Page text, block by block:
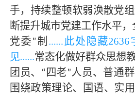
手，持续整顿软弱涣散党
断提升城市党建工作水平
党委”制 ......此处隐藏
见......常态化做好群众思想
团员、
“ 四老”人员、普通
围绕政策理论、国语、实